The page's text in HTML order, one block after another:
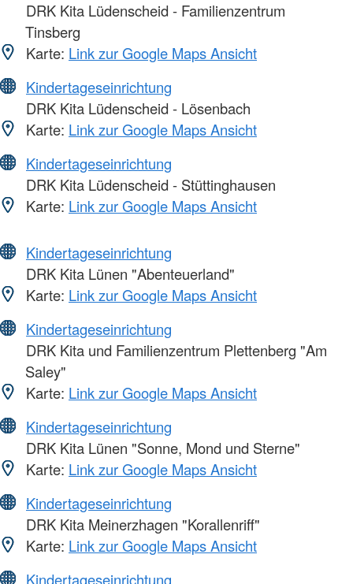
DRK Kita Lüdenscheid - Familienzentrum
Tinsberg
Karte: Link zur Google Maps Ansicht
Kindertageseinrichtung
DRK Kita Lüdenscheid - Lösenbach
Karte: Link zur Google Maps Ansicht
Kindertageseinrichtung
DRK Kita Lüdenscheid - Stüttinghausen
Karte: Link zur Google Maps Ansicht
Kindertageseinrichtung
DRK Kita Lünen "Abenteuerland"
Karte: Link zur Google Maps Ansicht
Kindertageseinrichtung
DRK Kita und Familienzentrum Plettenberg "Am
Saley"
Karte: Link zur Google Maps Ansicht
Kindertageseinrichtung
DRK Kita Lünen "Sonne, Mond und Sterne"
Karte: Link zur Google Maps Ansicht
Kindertageseinrichtung
DRK Kita Meinerzhagen "Korallenriff"
Karte: Link zur Google Maps Ansicht
Kindertageseinrichtung